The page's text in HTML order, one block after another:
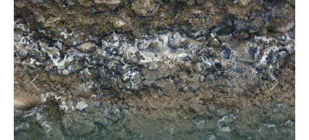
Previous Next